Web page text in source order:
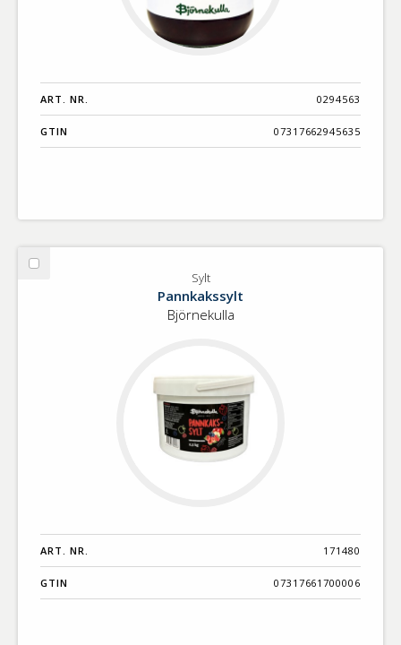
ART. NR. 0294563
GTIN 07317662945635
Välj
Sylt
Pannkakssylt
Björnekulla
ART. NR. 171480
GTIN 07317661700006